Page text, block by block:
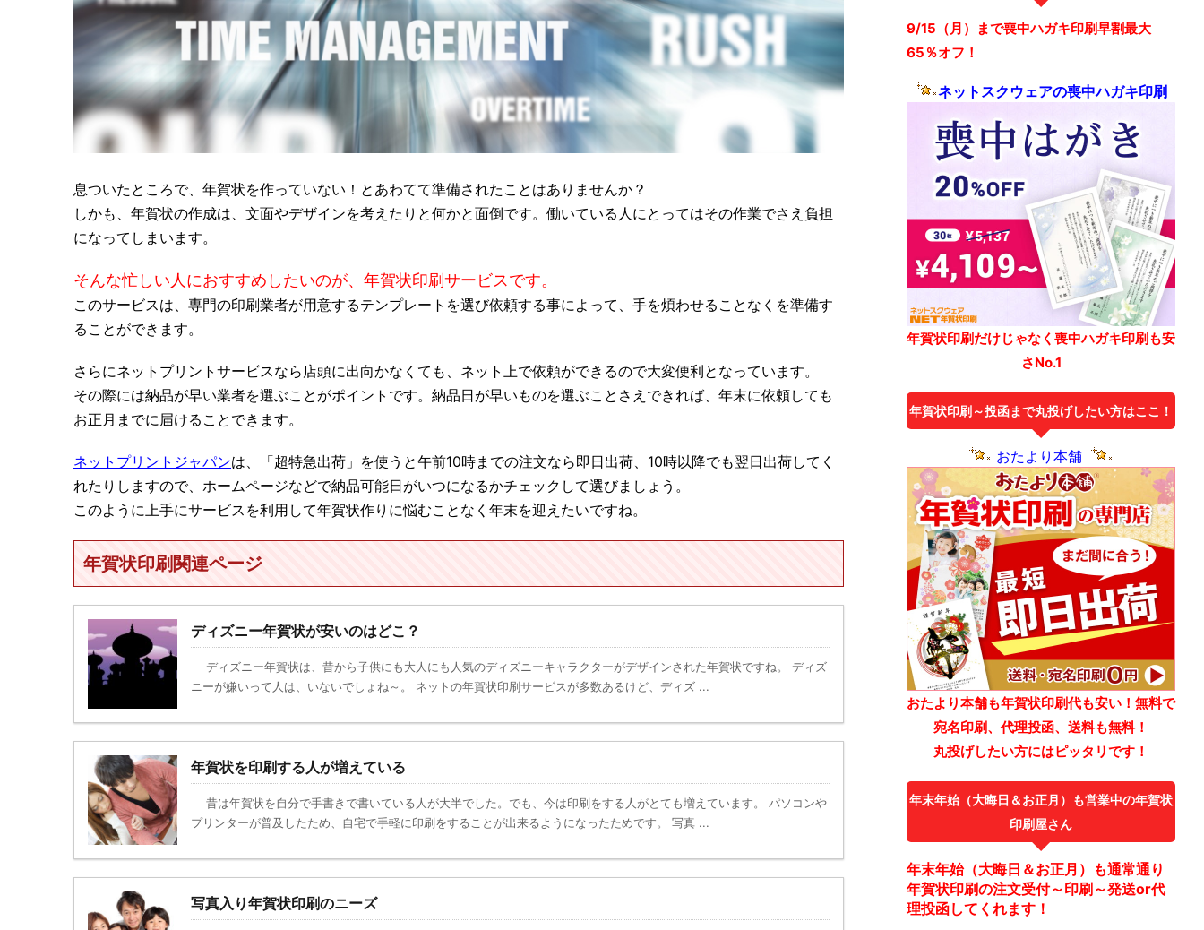
息ついたところで、年賀状を作っていない！とあわてて準備されたことはありませんか？
しかも、年賀状の作成は、文面やデザインを考えたりと何かと面倒です。働いている人にとってはその作業でさえ負担
になってしまいます。
そんな忙しい人におすすめしたいのが、年賀状印刷サービスです。
このサービスは、専門の印刷業者が用意するテンプレートを選び依頼する事によって、手を煩わせることなくを準備す
ることができます。
さらにネットプリントサービスなら店頭に出向かなくても、ネット上で依頼ができるので大変便利となっています。
その際には納品が早い業者を選ぶことがポイントです。納品日が早いものを選ぶことさえできれば、年末に依頼しても
お正月までに届けることできます。
ネットプリントジャパンは、「超特急出荷」を使うと午前10時までの注文なら即日出荷、10時以降でも翌日出荷してく
れたりしますので、ホームページなどで納品可能日がいつになるかチェックして選びましょう。
このように上手にサービスを利用して年賀状作りに悩むことなく年末を迎えたいですね。
年賀状印刷関連ページ
ディズニー年賀状が安いのはどこ？
ディズニー年賀状は、昔から子供にも大人にも人気のディズニーキャラクターがデザインされた年賀状ですね。 ディズ
ニーが嫌いって人は、いないでしょね～。 ネットの年賀状印刷サービスが多数あるけど、ディズ ...
年賀状を印刷する人が増えている
昔は年賀状を自分で手書きで書いている人が大半でした。でも、今は印刷をする人がとても増えています。 パソコンや
プリンターが普及したため、自宅で手軽に印刷をすることが出来るようになったためです。 写真 ...
写真入り年賀状印刷のニーズ
9/15（月）まで喪中ハガキ印刷早割最大
65％オフ！
ネットスクウェアの喪中ハガキ印刷
年賀状印刷だけじゃなく喪中ハガキ印刷も安
さNo.1
年賀状印刷～投函まで丸投げしたい方はここ！
おたより本舗
おたより本舗も年賀状印刷代も安い！無料で
宛名印刷、代理投函、送料も無料！
丸投げしたい方にはピッタリです！
年末年始（大晦日＆お正月）も営業中の年賀状
印刷屋さん
年末年始（大晦日＆お正月）も通常通り
年賀状印刷の注文受付～印刷～発送or代
理投函してくれます！